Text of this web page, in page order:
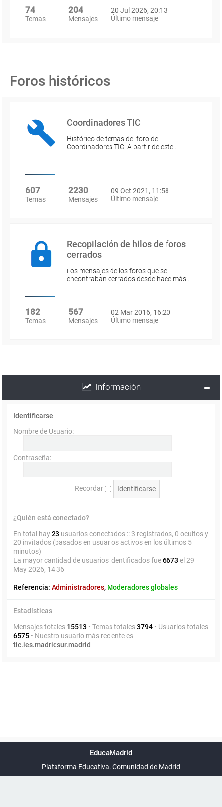
74
Temas
204
Mensajes
20 Jul 2026, 20:13
Último mensaje
Foros históricos
Coordinadores TIC
Histórico de temas del foro de
Coordinadores TIC. A partir de este…
607
Temas
2230
Mensajes
09 Oct 2021, 11:58
Último mensaje
Recopilación de hilos de foros
cerrados
Los mensajes de los foros que se
encontraban cerrados desde hace más…
182
Temas
567
Mensajes
02 Mar 2016, 16:20
Último mensaje
Información
Identificarse
Nombre de Usuario:
Contraseña:
Recordar
¿Quién está conectado?
En total hay23 usuarios conectados :: 3 registrados, 0 ocultos y
20 invitados (basados en usuarios activos en los últimos 5
minutos)
La mayor cantidad de usuarios identificados fue6673 el 29
May 2026, 14:36
Referencia: Administradores, Moderadores globales
Estadísticas
Mensajes totales 15513 • Temas totales3794 • Usuarios totales
6575 • Nuestro usuario más reciente es
tic.ies.madridsur.madrid
UTC+02:00
phpBB España
EducaMadrid
Plataforma Educativa. Comunidad de Madrid